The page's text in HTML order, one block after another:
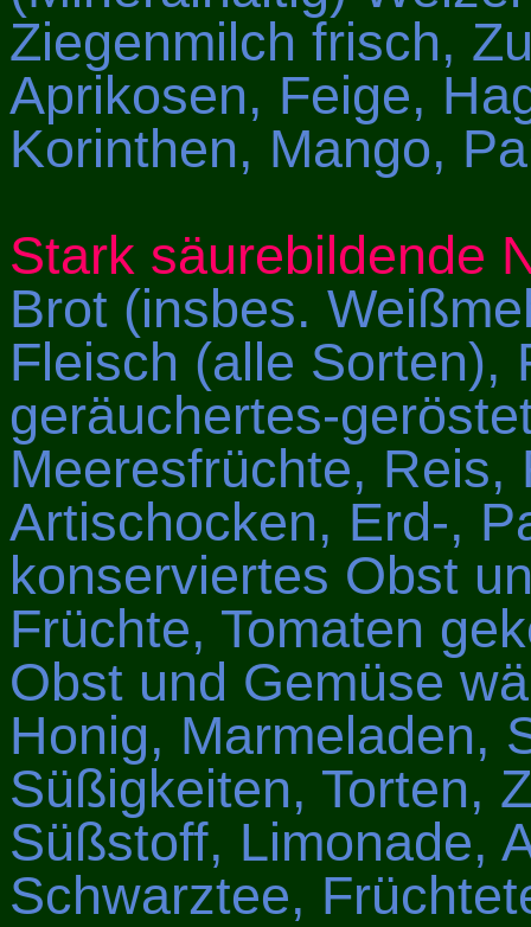
Ziegenmilch frisch,
Aprikosen, Feige,
Korinthen, Mango,
Stark säurebildende
Brot (insbes.
Fleisch (alle Sorten),
geräuchertes-
Meeresfrüchte, Reis,
Artischocken, Erd-,
konserviertes Obst
Früchte, Tomaten
Obst und Gemüse
Honig, Marmeladen,
Süßigkeiten, Torten,
Süßstoff, Limonade,
Schwarztee,